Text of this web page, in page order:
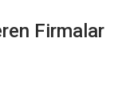
Firmalar